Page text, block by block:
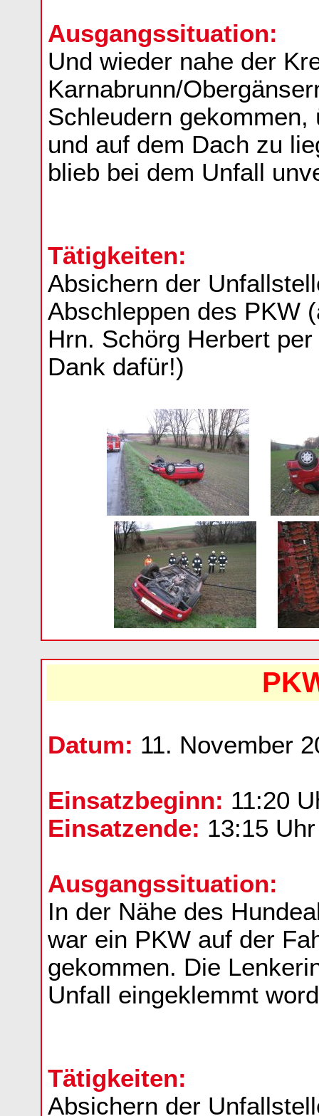
Ausgangssituation:
Und wieder nahe der
Karnabrunn/
Schleudern
und auf dem Dach zu
blieb bei dem Unfall
Tätigkeiten:
Absichern der
Abschleppen des PKW
Hrn. Schörg Herbert
Dank dafür!)
Datum: 11. November
Einsatzbeginn: 11:20
Einsatzende: 13:15 Uhr
Ausgangssituation:
In der Nähe des
war ein PKW auf der
gekommen. Die
Unfall eingeklemmt
Tätigkeiten:
Absichern der